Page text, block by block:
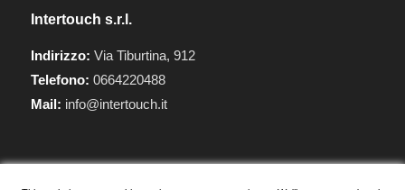
Intertouch s.r.l.
Indirizzo: Via Tiburtina, 912
Telefono: 0664220488
Mail: info@intertouch.it